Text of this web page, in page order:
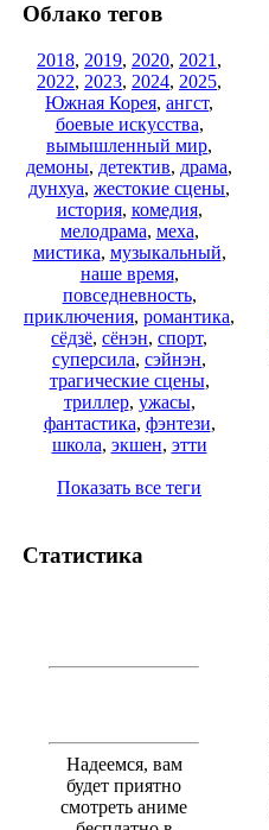
Облако тегов
2018, 2019, 2020, 2021 ,
2022, 2023, 2024, 2025,
Южная Корея, ангст,
боевые искусства,
вымышленный мир,
демоны, детектив, драма,
дунхуа, жестокие сцены,
история, комедия,
мелодрама, меха,
мистика, музыкальный,
наше время,
повседневность,
приключения, романтика,
сёдзё, сёнэн, спорт,
суперсила, сэйнэн,
трагические сцены,
триллер, ужасы,
фантастика, фэнтези,
школа, экшен, этти
Показать все теги
Статистика
Надеемся, вам
будет приятно
смотреть аниме